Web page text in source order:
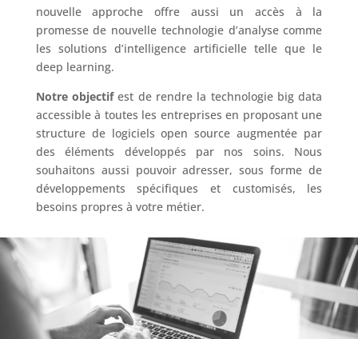
nouvelle approche offre aussi un accès à la
promesse de nouvelle technologie d’analyse comme
les solutions d’intelligence artificielle telle que le
deep learning.
Notre objectifest de rendre la technologie big data
accessible à toutes les entreprises en proposant une
structure de logiciels open source augmentée par
des éléments développés par nos soins. Nous
souhaitons aussi pouvoir adresser, sous forme de
développements spécifiques et customisés, les
besoins propres à votre métier.